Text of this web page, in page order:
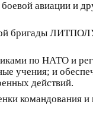
авиации и
бригады
по НАТО и
учения; и
действий.
командования и